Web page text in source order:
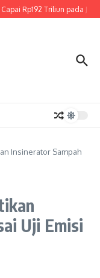
Rp192 Triliun pada Juni
Insinerator Sampah
Uji Emisi